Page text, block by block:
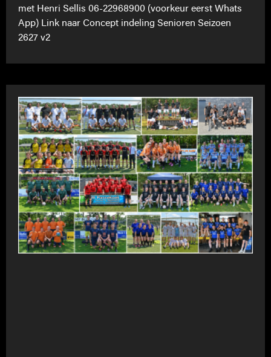
met Henri Sellis 06-22968900 (voorkeur eerst Whats
App) Link naar Concept indeling Senioren Seizoen
2627 v2